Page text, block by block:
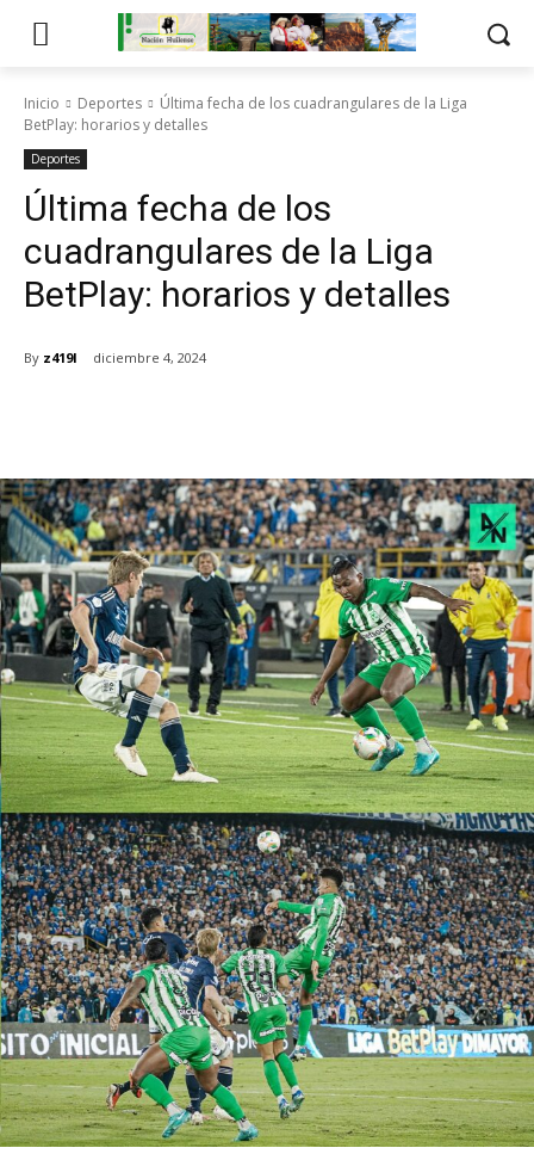
Inicio Deportes
Última fecha de los cuadrangulares de la Liga
BetPlay: horarios y detalles
Deportes
Última fecha de los
cuadrangulares de la Liga
BetPlay: horarios y detalles
By z419l diciembre 4, 2024